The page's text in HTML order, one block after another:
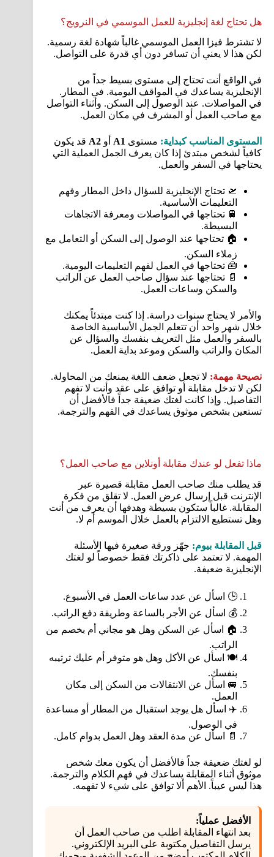
هل تحتاج لغة إنجليزية للعمل الموسمي في النرويج؟
لا تشترط فيزا العمل الموسمي غالباً شهادة لغة رسمية.
لكن هذا لا يعني أن تسافر دون أي قدرة على التواصل.
في الواقع أنت تحتاج إلى مستوى بسيط جداً من
الإنجليزية يساعدك في المواقف اليومية. في المطار.
في المواصلات. عند الوصول إلى السكن. وأثناء التواصل
مع صاحب العمل أو المشرف في مكان العمل.
المستوى المناسب كبداية: مستوى A1 أو A2 قد يكون
كافياً لشخص مبتدئ إذا كان يعرف الجمل العملية التي
يحتاجها في السفر والعمل.
🛫 تحتاج الإنجليزية للسؤال داخل المطار وفهم
التعليمات الأساسية.
🚆 تحتاجها في المواصلات ومعرفة الاتجاهات
البسيطة.
🏠 تحتاجها عند الوصول إلى السكن أو التعامل مع
زملاء السكن.
🧰 تحتاجها في العمل لفهم التعليمات اليومية.
📄 تحتاجها عند سؤال صاحب العمل عن الراتب
والسكن وساعات العمل.
والأمر لا يحتاج سنوات دراسة. إذا كنت مبتدئاً يمكنك
خلال شهر واحد أن تتعلم الجمل الأساسية الخاصة
بالسفر والعمل مثل التعريف بنفسك والسؤال عن
المكان والراتب والسكن وموعد بداية العمل.
نصيحة مهمة: لا تجعل ضعف اللغة يمنعك من المحاولة.
لكن لا تدخل مقابلة أو توافق على عقد وأنت لا تفهم
التفاصيل. وإذا كانت لغتك ضعيفة جداً فالأفضل أن
تستعين بشخص موثوق يساعدك في الفهم والترجمة.
ماذا تفعل لو عندك مقابلة أونلاين مع صاحب العمل؟
قد يطلب منك صاحب العمل مقابلة قصيرة عبر
الإنترنت قبل إرسال عرض العمل. لا تقلق من فكرة
المقابلة. غالباً ستكون بسيطة وهدفها أن يعرف من أنت
وهل تستطيع الالتزام بالعمل خلال الموسم أم لا.
قبل المقابلة بيوم: جهّز ورقة صغيرة فيها الأسئلة
المهمة. لا تعتمد على ذاكرتك فقط خصوصاً لو لغتك
الإنجليزية ضعيفة.
🕒 اسأل عن عدد ساعات العمل في الأسبوع.
💰 اسأل عن الأجر بالساعة وطريقة دفع الراتب.
🏠 اسأل عن السكن وهل هو مجاني أم بخصم من
الراتب.
🍽️ اسأل عن الأكل وهل هو متوفر أم عليك ترتيبه
بنفسك.
🚐 اسأل عن الانتقالات من السكن إلى مكان
العمل.
✈️ اسأل هل يوجد استقبال من المطار أو مساعدة
في الوصول.
📄 اسأل عن مدة العقد وهل العمل بدوام كامل.
لو لغتك ضعيفة جداً فالأفضل أن يكون معك شخص
موثوق أثناء المقابلة يساعدك في فهم الكلام والترجمة.
هذا ليس عيباً. الأهم ألا توافق على شيء لا تفهمه.
الأفضل عملياً:
بعد انتهاء المقابلة اطلب من صاحب العمل أن
يرسل التفاصيل مكتوبة على البريد الإلكتروني.